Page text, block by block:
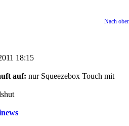
Nach
18:15
auf: nur Squeezebox Touch mit